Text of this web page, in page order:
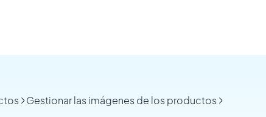
Gestionar las imágenes de los productos